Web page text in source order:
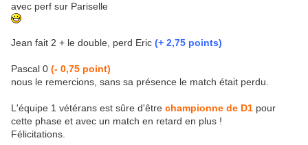
avec perf sur Pariselle
Jean fait 2 + le double, perd Eric (+ 2,75 points)
Pascal 0 (- 0,75 point)
nous le remercions, sans sa présence le match était perdu.
L'équipe 1 vétérans est sûre d'être championne de D1 pour
cette phase et avec un match en retard en plus !
Félicitations.